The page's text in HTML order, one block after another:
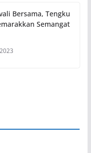
Bersama, Tengku
Semangat